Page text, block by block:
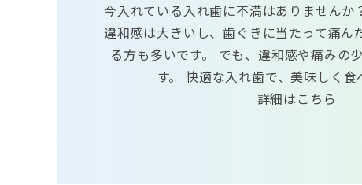
今入れている入れ歯に不満はありませんか
違和感は大きいし、歯ぐきに当たって痛ん
る方も多いです。 でも、違和感や痛みの
す。 快適な入れ歯で、美味しく食
詳細はこちら